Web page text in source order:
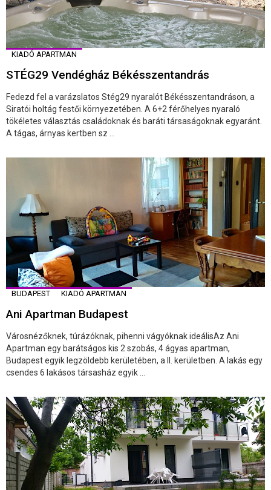
KIADÓ APARTMAN
STÉG29 Vendégház Békésszentandrás
Fedezd fel a varázslatos Stég29 nyaralót Békésszentandráson, a
Siratói holtág festői környezetében. A 6+2 férőhelyes nyaraló
tökéletes választás családoknak és baráti társaságoknak egyaránt.
A tágas, árnyas kertben sz ...
BUDAPEST KIADÓ APARTMAN
Ani Apartman Budapest
Városnézőknek, túrázóknak, pihenni vágyóknak ideálisAz Ani
Apartman egy barátságos kis 2 szobás, 4 ágyas apartman,
Budapest egyik legzöldebb kerületében, a II. kerületben. A lakás egy
csendes 6 lakásos társasház egyik ...